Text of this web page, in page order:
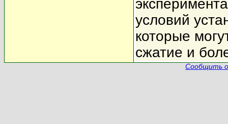
условий
которые
сжатие и
Сообщить о